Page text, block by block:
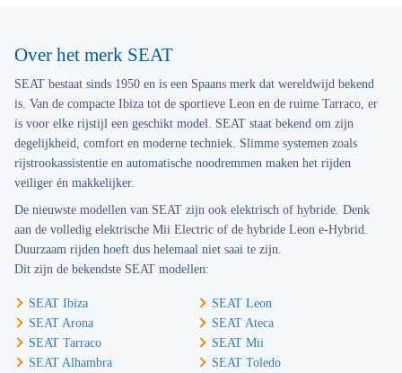
Over het merk SEAT
SEAT bestaat sinds 1950 en is een Spaans merk dat wereldwijd bekend
is. Van de compacte Ibiza tot de sportieve Leon en de ruime Tarraco, er
is voor elke rijstijl een geschikt model. SEAT staat bekend om zijn
degelijkheid, comfort en moderne techniek. Slimme systemen zoals
rijstrookassistentie en automatische noodremmen maken het rijden
veiliger én makkelijker.
De nieuwste modellen van SEAT zijn ook elektrisch of hybride. Denk
aan de volledig elektrische Mii Electric of de hybride Leon e-Hybrid.
Duurzaam rijden hoeft dus helemaal niet saai te zijn.
Dit zijn de bekendste SEAT modellen:
SEAT Ibiza
SEAT Leon
SEAT Arona
SEAT Ateca
SEAT Tarraco
SEAT Mii
SEAT Alhambra
SEAT Toledo